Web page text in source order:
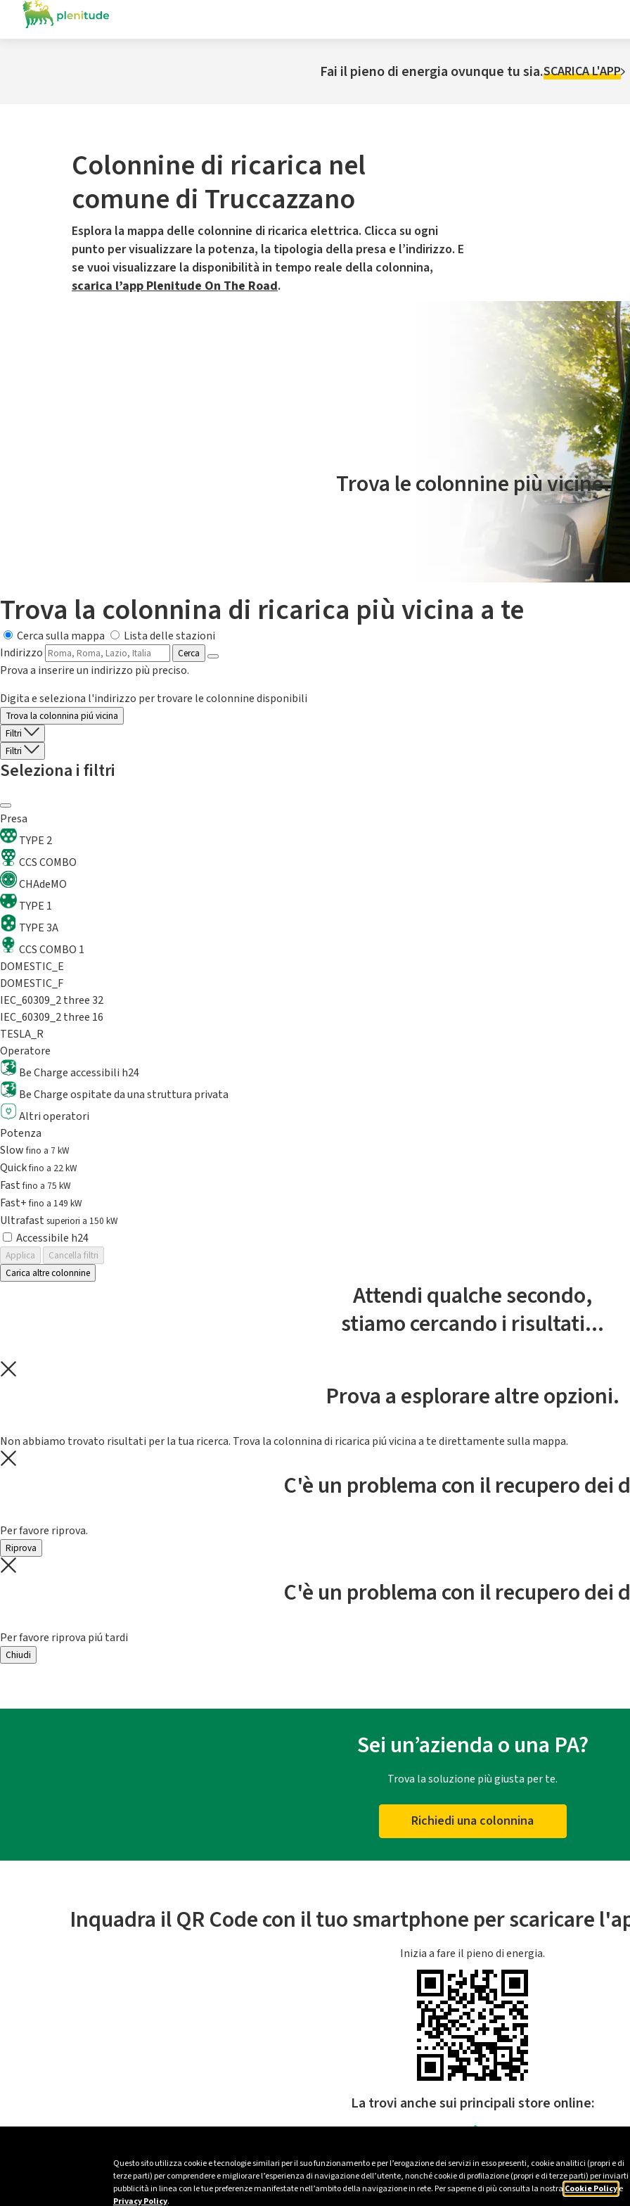
Questo sito utilizza cookie e tecnologie similari per il suo funzionamento e per l’erogazione dei servizi in esso presenti, cookie analitici (propri e di
terze parti) per comprendere e migliorare l’esperienza di navigazione dell’utente, nonché cookie di profilazione (propri e di terze parti) per inviarti
pubblicità in linea con le tue preferenze manifestate nell’ambito della navigazione in rete. Per saperne di più consulta la nostra Cookie Policye
Privacy Policy.
Fai il pieno di energia ovunque tu sia.SCARICA L'APP
Colonnine di ricarica nel
comune di Truccazzano
Esplora la mappa delle colonnine di ricarica elettrica. Clicca su ogni
punto per visualizzare la potenza, la tipologia della presa e l’indirizzo. E
se vuoi visualizzare la disponibilità in tempo reale della colonnina,
scarica l’app Plenitude On The Road.
Il servizio di mobilità elettrica è gestito da Plenitude On The Road
Trova le colonnine più vicine.
Trova la colonnina di ricarica più vicina a te
Cerca sulla mappa
Lista delle stazioni
Indirizzo
Cerca
Prova a inserire un indirizzo più preciso.
Digita e seleziona l'indirizzo per trovare le colonnine disponibili
Trova la colonnina piú vicina
Filtri
Filtri
Seleziona i filtri
Presa
TYPE 2
CCS COMBO
CHAdeMO
TYPE 1
TYPE 3A
CCS COMBO 1
DOMESTIC_E
DOMESTIC_F
IEC_60309_2 three 32
IEC_60309_2 three 16
TESLA_R
Operatore
Be Charge accessibili h24
Be Charge ospitate da una struttura privata
Altri operatori
Potenza
Slowfino a 7 kW
Quickfino a 22 kW
Fastfino a 75 kW
Fast+fino a 149 kW
Ultrafast superiori a 150 kW
Accessibile h24
Applica
Cancella filtri
Carica altre colonnine
Attendi qualche secondo,
stiamo cercando i risultati...
Prova a esplorare altre opzioni.
Non abbiamo trovato risultati per la tua ricerca. Trova la colonnina di ricarica piú vicina a te direttamente sulla mappa.
C'è un problema con il recupero dei
Per favore riprova.
Riprova
C'è un problema con il recupero dei
Per favore riprova piú tardi
Chiudi
Sei un’azienda o una PA?
Trova la soluzione più giusta per te.
Richiedi una colonnina
Inquadra il QR Code con il tuo smartphone per scaricare
Inizia a fare il pieno di energia.
La trovi anche sui principali store online: